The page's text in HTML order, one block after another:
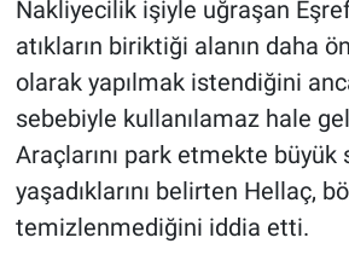
Nakliyecilik işiyle uğraşan
atıkların biriktiği alanın daha
olarak yapılmak istendiğini
sebebiyle kullanılamaz hale
Araçlarını park etmekte büyük
yaşadıklarını belirten Hellaç,
temizlenmediğini iddia etti.